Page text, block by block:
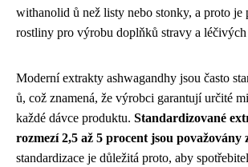
withanolid ů než listy nebo stonky, a proto
rostliny pro výrobu doplňků stravy a
Moderní extrakty ashwagandhy jsou často
ů, což znamená, že výrobci garantují určité
každé dávce produktu. Standardizované
rozmezí 2,5 až 5 procent jsou
standardizace je důležitá proto, aby